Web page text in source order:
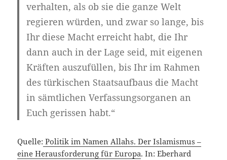
verhalten, als ob sie die ganze Welt
regieren würden, und zwar so lange, bis
Ihr diese Macht erreicht habt, die Ihr
dann auch in der Lage seid, mit eigenen
Kräften auszufüllen, bis Ihr im Rahmen
des türkischen Staatsaufbaus die Macht
in sämtlichen Verfassungsorganen an
Euch gerissen habt.“
Quelle: Politik im Namen Allahs. Der Islamismus –
eine Herausforderung für Europa. In: Eberhard